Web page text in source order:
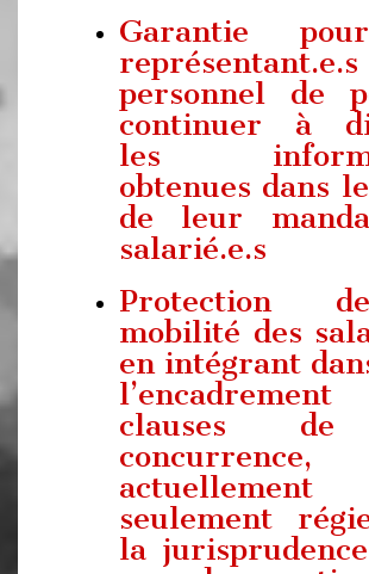
Garantie
personnel de
continuer à
les
obtenues dans
de leur
salarié.e.s
Protection
mobilité des
en intégrant
clauses
concurrence,
actuellement
seulement
la